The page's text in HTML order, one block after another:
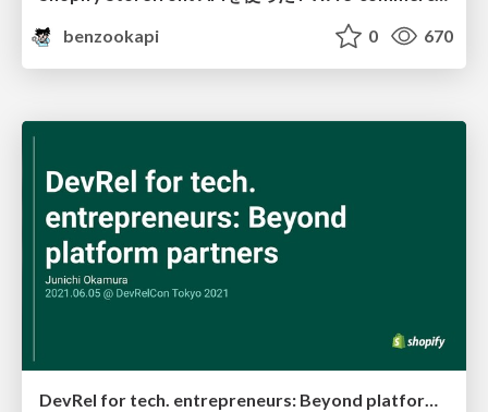
benzookapi
0 670
DevRel for tech. entrepreneurs: Beyond platform partners